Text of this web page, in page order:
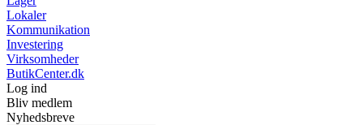
Lokaler
Kommunikation
Investering
Virksomheder
ButikCenter.dk
Log ind
Bliv medlem
Nyhedsbreve